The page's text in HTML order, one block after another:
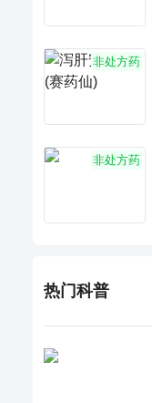
非处方药
非处方药
热门科普